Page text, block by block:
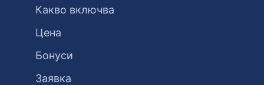
Какво включва
Цена
Бонуси
Заявка